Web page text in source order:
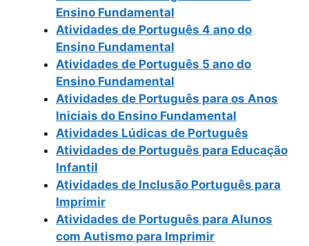
Ensino Fundamental
Atividades de Português 4 ano do
Ensino Fundamental
Atividades de Português 5 ano do
Ensino Fundamental
Atividades de Português para os Anos
Iniciais do Ensino Fundamental
Atividades Lúdicas de Português
Atividades de Português para Educação
Infantil
Atividades de Inclusão Português para
Imprimir
Atividades de Português para Alunos
com Autismo para Imprimir